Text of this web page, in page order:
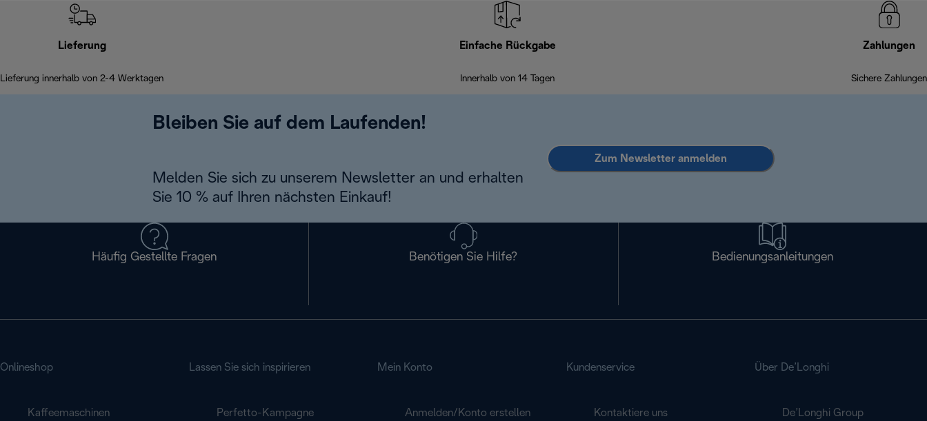
Lieferung
Lieferung innerhalb von 2-4 Werktagen
Einfache Rückgabe
Innerhalb von 14 Tagen
Zahlungen
Sichere Zahlungen
Bleiben Sie auf dem Laufenden!
Melden Sie sich zu unserem Newsletter an und erhalten
Sie 10 % auf Ihren nächsten Einkauf!
Zum Newsletter anmelden
Häufig Gestellte Fragen Benötigen Sie Hilfe? Bedienungsanleitungen
Onlineshop
Kaffeemaschinen
Lassen Sie sich inspirieren
Perfetto-Kampagne
Mein Konto
Anmelden/Konto erstellen
Kundenservice
Kontaktiere uns
Über De’Longhi
De’Longhi Group